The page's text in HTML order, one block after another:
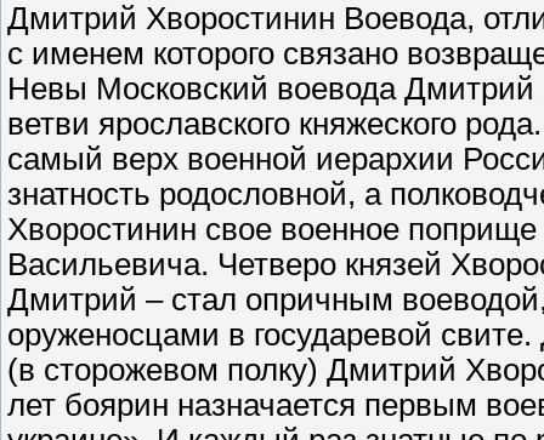
Дмитрий Хворостинин Воевода,
с именем которого связано
Невы Московский воевода
ветви ярославского княжеского
самый верх военной иерархии
знатность родословной, а
Хворостинин свое военное
Васильевича. Четверо князей
Дмитрий – стал опричным
оруженосцами в государевой
(в сторожевом полку) Дмитрий
лет боярин назначается первым